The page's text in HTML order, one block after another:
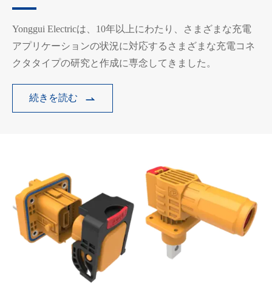
Yonggui Electricは、10年以上にわたり、さまざまな充電
アプリケーションの状況に対応するさまざまな充電コネ
クタタイプの研究と作成に専念してきました。
続きを読む 